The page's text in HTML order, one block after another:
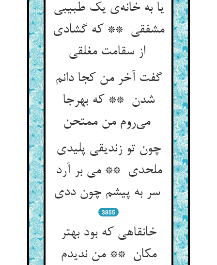
یا به خانه‌ی یک طبیبی
مشفقی ** که گشادی
از سقامت مغلقی
گفت آخر من کجا دانم
شدن ** که بهرجا
می‌روم من ممتحن
چون تو زندیقی پلیدی
ملحدی ** می بر آرد
سر به پیشم چون ددی
3855
خانقاهی که بود بهتر
مکان ** من ندیدم